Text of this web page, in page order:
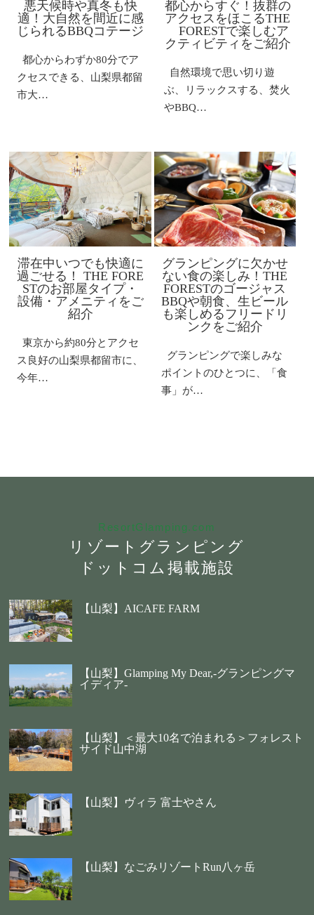
悪天候時や真冬も快
適！大自然を間近に感
じられるBBQコテージ
都心からわずか80分でア
クセスできる、山梨県都留
市大…
都心からすぐ！抜群の
アクセスをほこるTHE
FORESTで楽しむア
クティビティをご紹介
自然環境で思い切り遊
ぶ、リラックスする、焚火
やBBQ…
滞在中いつでも快適に
過ごせる！ THE FORE
STのお部屋タイプ・
設備・アメニティをご
紹介
東京から約80分とアクセ
ス良好の山梨県都留市に、
今年…
グランピングに欠かせ
ない食の楽しみ！THE
FORESTのゴージャス
BBQや朝食、生ビール
も楽しめるフリードリ
ンクをご紹介
グランピングで楽しみな
ポイントのひとつに、「食
事」が…
ResortGlamping.com
リゾートグランピング
ドットコム掲載施設
【山梨】AICAFE FARM
【山梨】Glamping My Dear,-グランピングマ
イディア-
【山梨】＜最大10名で泊まれる＞フォレスト
サイド山中湖
【山梨】ヴィラ 富士やさん
【山梨】なごみリゾートRun八ヶ岳